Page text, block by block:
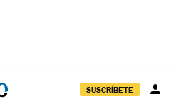
SUSCRÍBETE